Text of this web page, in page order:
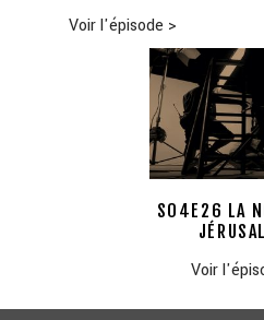
Voir l'épisode >
S04E26 LA
Voir